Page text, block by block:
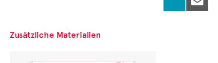
Zusätzliche Materialien